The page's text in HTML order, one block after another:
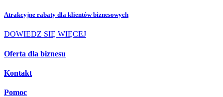
Atrakcyjne rabaty dla klientów biznesowych
DOWIEDZ SIĘ WIĘCEJ
Oferta dla biznesu
Kontakt
Pomoc